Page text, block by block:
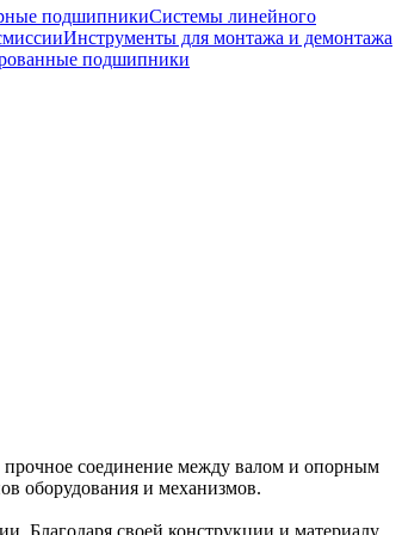
подшипникиСистемы линейного
Инструменты для монтажа и демонтажа
подшипники
прочное соединение между валом и опорным
оборудования и механизмов.
Благодаря своей конструкции и материалу